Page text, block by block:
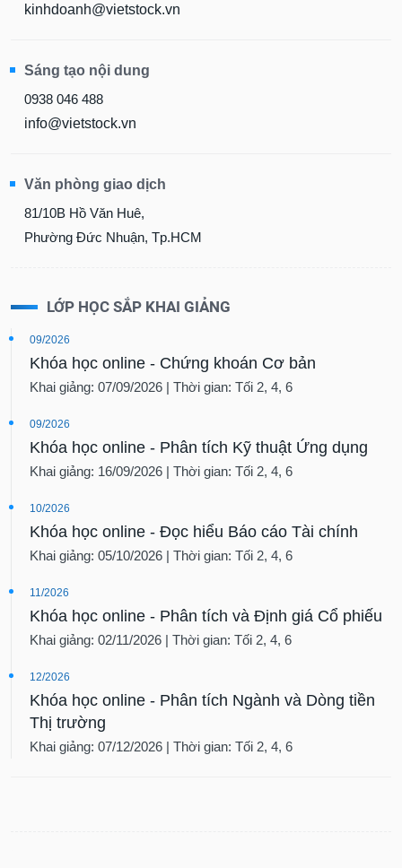
kinhdoanh@vietstock.vn
Sáng tạo nội dung
0938 046 488
info@vietstock.vn
Văn phòng giao dịch
81/10B Hồ Văn Huê,
Phường Đức Nhuận, Tp.HCM
LỚP HỌC SẮP KHAI GIẢNG
09/2026
Khóa học online - Chứng khoán Cơ bản
Khai giảng: 07/09/2026 | Thời gian: Tối 2, 4, 6
09/2026
Khóa học online - Phân tích Kỹ thuật Ứng dụng
Khai giảng: 16/09/2026 | Thời gian: Tối 2, 4, 6
10/2026
Khóa học online - Đọc hiểu Báo cáo Tài chính
Khai giảng: 05/10/2026 | Thời gian: Tối 2, 4, 6
11/2026
Khóa học online - Phân tích và Định giá Cổ phiếu
Khai giảng: 02/11/2026 | Thời gian: Tối 2, 4, 6
12/2026
Khóa học online - Phân tích Ngành và Dòng tiền
Thị trường
Khai giảng: 07/12/2026 | Thời gian: Tối 2, 4, 6